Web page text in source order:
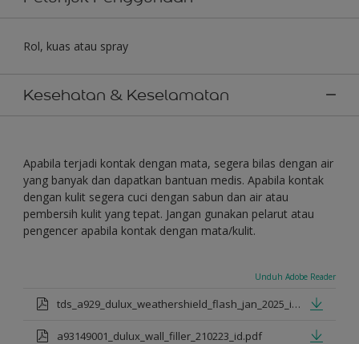
Rol, kuas atau spray
Kesehatan & Keselamatan
Apabila terjadi kontak dengan mata, segera bilas dengan air
yang banyak dan dapatkan bantuan medis. Apabila kontak
dengan kulit segera cuci dengan sabun dan air atau
pembersih kulit yang tepat. Jangan gunakan pelarut atau
pengencer apabila kontak dengan mata/kulit.
Unduh Adobe Reader
tds_a929_dulux_weathershield_flash_jan_2025_id.pdf
a93149001_dulux_wall_filler_210223_id.pdf